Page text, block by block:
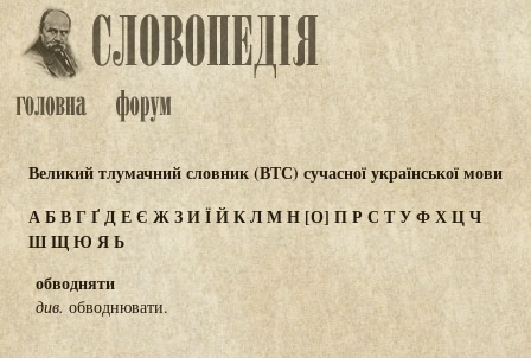
Великий тлумачний словник (ВТС) сучасної української мови
АБВГҐДЕЄ ЖЗИЇЙКЛМН[О] ПР СТУФХЦЧ
ШЩЮЯЬ
обводняти
див. обводнювати.